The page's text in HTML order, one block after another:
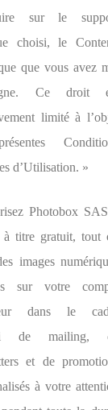
sur le
choisi, le
que vous avez
Ce droit
limité à
d’Utilisation. »
Photobox
à titre gratuit, tout
images
sur votre
dans le
de mailing,
et de
à votre